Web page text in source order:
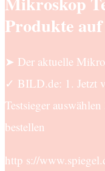
Produkte
➤ Der aktuelle
✓ BILD.de: 1. Jetzt
Testsieger
bestellen
http s://